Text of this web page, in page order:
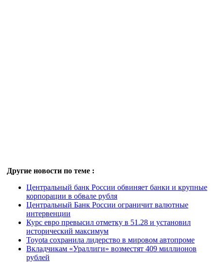
Другие новости по теме :
Центральный банк России обвиняет банки и крупные
корпорации в обвале рубля
Центральный Банк России ограничит валютные
интервенции
Курс евро превысил отметку в 51.28 и установил
исторический максимум
Toyota сохранила лидерство в мировом автопроме
Вкладчикам «Ураллиги» возместят 409 миллионов
рублей